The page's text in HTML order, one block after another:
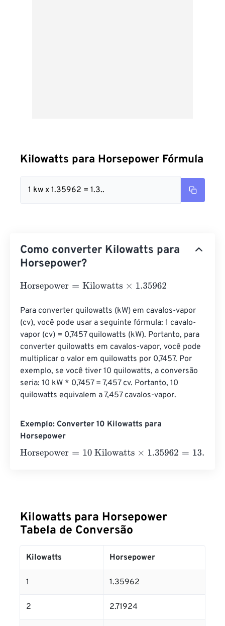
Kilowatts para Horsepower Fórmula
1 kw x 1.35962 = 1.3..
Como converter Kilowatts para
Horsepower?
Horsepower= Kilowatts×1.35962
Para converter quilowatts (kW) em cavalos-vapor
(cv), você pode usar a seguinte fórmula: 1 cavalo-
vapor (cv) = 0,7457 quilowatts (kW). Portanto, para
converter quilowatts em cavalos-vapor, você pode
multiplicar o valor em quilowatts por 0,7457. Por
exemplo, se você tiver 10 quilowatts, a conversão
seria: 10 kW * 0,7457 = 7,457 cv. Portanto, 10
quilowatts equivalem a 7,457 cavalos-vapor.
Exemplo: Converter 10 Kilowatts para
Horsepower
Horsepower= 10 Kilowatts×1.35962 =13.5962
Kilowatts para Horsepower
Tabela de Conversão
Kilowatts Horsepower
1 1.35962
2 2.71924